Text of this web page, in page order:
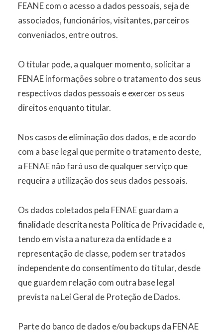
FEANE com o acesso a dados pessoais, seja de
associados, funcionários, visitantes, parceiros
conveniados, entre outros.
O titular pode, a qualquer momento, solicitar a
FENAE informações sobre o tratamento dos seus
respectivos dados pessoais e exercer os seus
direitos enquanto titular.
Nos casos de eliminação dos dados, e de acordo
com a base legal que permite o tratamento deste,
a FENAE não fará uso de qualquer serviço que
requeira a utilização dos seus dados pessoais.
Os dados coletados pela FENAE guardam a
finalidade descrita nesta Política de Privacidade e,
tendo em vista a natureza da entidade e a
representação de classe, podem ser tratados
independente do consentimento do titular, desde
que guardem relação com outra base legal
prevista na Lei Geral de Proteção de Dados.
Parte do banco de dados e/ou backups da FENAE